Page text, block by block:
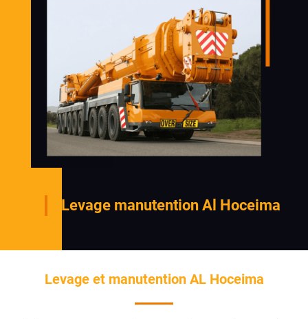
Levage manutention Al Hoceima
Levage et manutention AL Hoceima